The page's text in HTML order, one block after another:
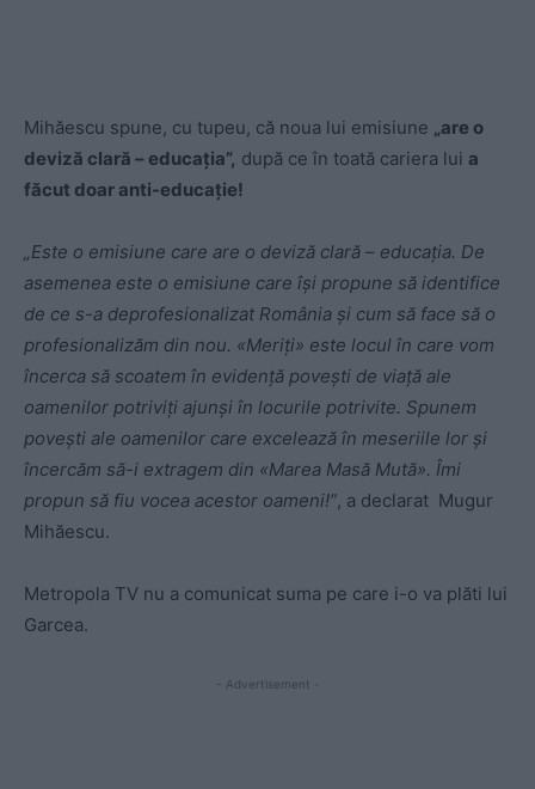
Mihăescu spune, cu tupeu, că noua lui emisiune „are o
deviză clară – educația”, după ce în toată cariera lui a
făcut doar anti-educație!
„Este o emisiune care are o deviză clară – educaţia. De
asemenea este o emisiune care îşi propune să identifice
de ce s-a deprofesionalizat România şi cum să face să o
profesionalizăm din nou. «Meriţi» este locul în care vom
încerca să scoatem în evidenţă poveşti de viaţă ale
oamenilor potriviţi ajunşi în locurile potrivite. Spunem
poveşti ale oamenilor care excelează în meseriile lor şi
încercăm să-i extragem din «Marea Masă Mută». Îmi
propun să fiu vocea acestor oameni!”, a declarat Mugur
Mihăescu.
Metropola TV nu a comunicat suma pe care i-o va plăti lui
Garcea.
- Advertisement -